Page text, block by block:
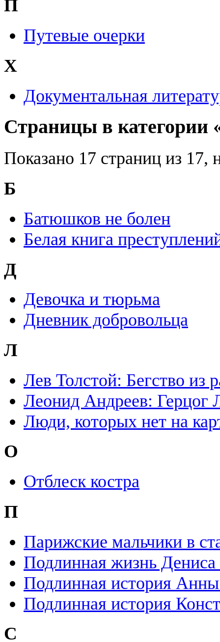
П
Путевые очерки
Х
Документальная
Страницы в категории
Показано 17 страниц из 17,
Б
Батюшков не болен
Белая книга
Д
Девочка и тюрьма
Дневник добровольца
Л
Лев Толстой: Бегство из
Леонид Андреев: Герцог
Люди, которых нет на
О
Отблеск костра
П
Парижские мальчики в
Подлинная жизнь Дениса
Подлинная история
Подлинная история
С